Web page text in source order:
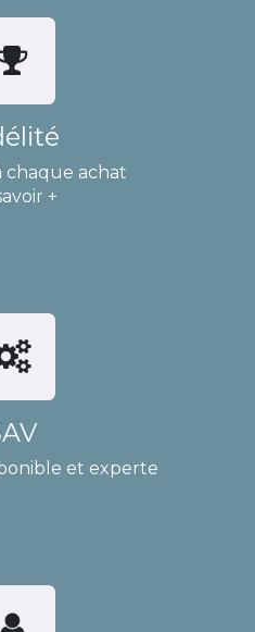
chaque achat
+
et experte